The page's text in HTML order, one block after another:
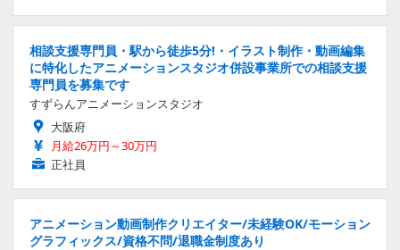
相談支援専門員・駅から徒歩5分!・イラスト制作・動画編集
に特化したアニメーションスタジオ併設事業所での相談支援
専門員を募集です
すずらんアニメーションスタジオ
大阪府
月給26万円～30万円
正社員
アニメーション動画制作クリエイター/未経験OK/モーション
グラフィックス/資格不問/退職金制度あり